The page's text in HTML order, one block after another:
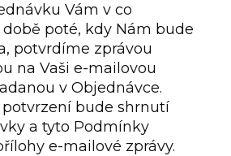
Vám v co
poté, kdy Nám bude
potvrdíme zprávou
na Vaši e-mailovou
v Objednávce.
potvrzení bude shrnutí
a tyto Podmínky
e-mailové zprávy.